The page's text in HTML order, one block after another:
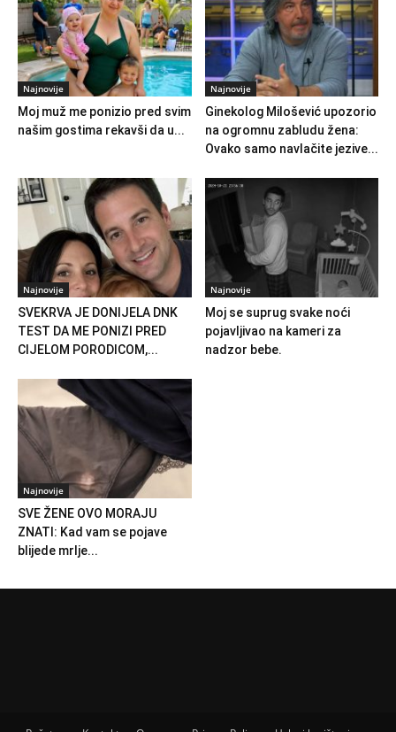
Najnovije
Moj muž me ponizio pred svim
našim gostima rekavši da u...
Najnovije
Ginekolog Milošević upozorio
na ogromnu zabludu žena:
Ovako samo navlačite jezive...
Najnovije
SVEKRVA JE DONIJELA DNK
TEST DA ME PONIZI PRED
CIJELOM PORODICOM,...
Najnovije
Moj se suprug svake noći
pojavljivao na kameri za
nadzor bebe.
Najnovije
SVE ŽENE OVO MORAJU
ZNATI: Kad vam se pojave
blijede mrlje...